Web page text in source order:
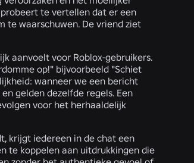
te vertellen dat er een
te waarschuwen. De vriend ziet
aanvoelt voor Roblox-gebruikers.
op!" bijvoorbeeld "Schiet
wanneer we een bericht
gelden dezelfde regels. Een
voor het herhaaldelijk
krijgt iedereen in de chat een
te koppelen aan uitdrukkingen die